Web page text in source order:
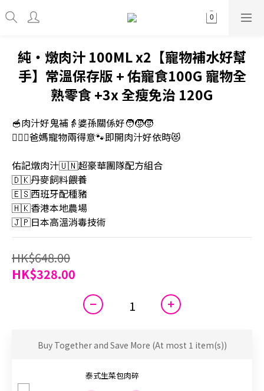
純・燉肉汁 100ML x2【寵物補水好幫
手】常溫保存版 + 佑寵食100G 寵物全
熟零食 +3x 全瘦免治 120G
🥣肉汁好鬼補👵婆孫關係好🧑‍🧒‍🧒
👩‍❤️‍👨爸媽寵物兩得意🐾即開肉汁好依時😻
佑記燉肉汁🇺🇳超豪華團隊配方組合
🇩🇰丹麥飼料餵養
🇪🇸西班牙配種豬
🇭🇰香港本地農場
🇯🇵日本高溫消毒技術
HK$648.00
HK$328.00
Buy Together and Save More (At most 1 item(s))
泰式生菜包肉碎